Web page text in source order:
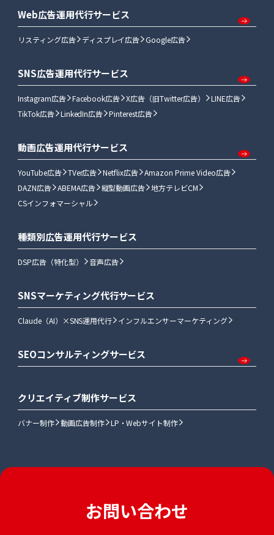
Web広告運用代行サービス
リスティング広告 ディスプレイ広告 Google広告
SNS広告運用代行サービス
Instagram広告 Facebook広告 X広告（旧Twitter広告）
LINE広告
TikTok広告
LinkedIn広告 Pinterest広告
動画広告運用代行サービス
YouTube広告 TVer広告 Netflix広告
Amazon Prime Video広告
DAZN広告
ABEMA広告 縦型動画広告
地方テレビCM
CSインフォマーシャル
種類別広告運用代行サービス
DSP広告（特化型） 音声広告
SNSマーケティング代行サービス
Claude（AI）×SNS運用代行 インフルエンサーマーケティング
SEOコンサルティングサービス
クリエイティブ制作サービス
バナー制作 動画広告制作 LP・Webサイト制作
お問い合わせ